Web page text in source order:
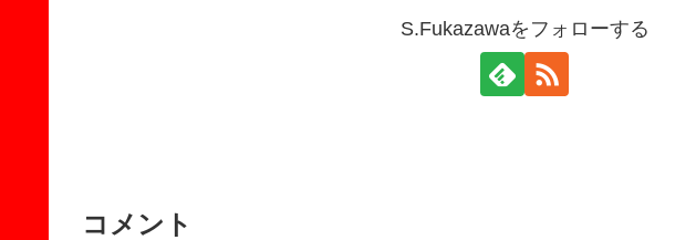
S.Fukazawaをフォローする
コメント